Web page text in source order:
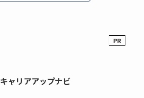
キャリアアップナビ